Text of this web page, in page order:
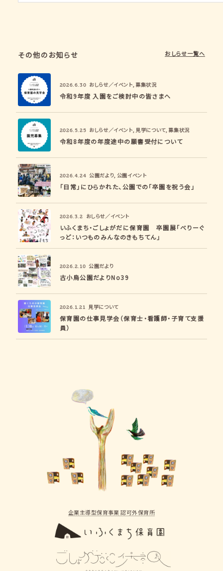
その他のお知らせ おしらせ一覧へ
2026.6.30 おしらせ／イベント,募集状況
令和9年度 入園をご検討中の皆さまへ
2026.5.25 おしらせ／イベント, 見学について,募集状況
令和8年度の年度途中の願書受付について
2026.4.24 公園だより, 公園イベント
「日常」にひらかれた、公園での「卒園を祝う会」
2026.3.2 おしらせ／イベント
いふくまち・ごしょがだに保育園 卒園展「べりーぐ
っど：いつものみんなのきもちてん」
2026.2.10 公園だより
古小烏公園だよりNo39
2026.1.21 見学について
保育園の仕事見学会（保育士・看護師・子育て支援
員）
企業主導型保育事業 認可外保育所